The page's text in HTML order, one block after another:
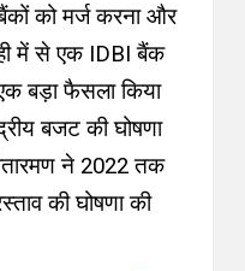
को मर्ज करना और
में से एक IDBI बैंक
बड़ा फैसला किया
बजट की घोषणा
ने 2022 तक
की घोषणा की